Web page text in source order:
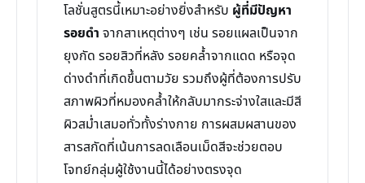
โลชั่นสูตรนี้เหมาะอย่างยิ่งสำหรับ ผู้ที่มีปัญหา
รอยดำ จากสาเหตุต่างๆ เช่น รอยแผลเป็นจาก
ยุงกัด รอยสิวที่หลัง รอยคล้ำจากแดด หรือจุด
ด่างดำที่เกิดขึ้นตามวัย รวมถึงผู้ที่ต้องการปรับ
สภาพผิวที่หมองคล้ำให้กลับมากระจ่างใสและมีสี
ผิวสม่ำเสมอทั่วทั้งร่างกาย การผสมผสานของ
สารสกัดที่เน้นการลดเลือนเม็ดสีจะช่วยตอบ
โจทย์กลุ่มผู้ใช้งานนี้ได้อย่างตรงจุด